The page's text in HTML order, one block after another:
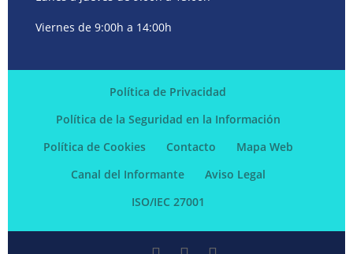
Viernes de 9:00h a 14:00h
Política de Privacidad
Política de la Seguridad en la Información
Política de Cookies
Contacto
Mapa Web
Canal del Informante
Aviso Legal
ISO/IEC 27001